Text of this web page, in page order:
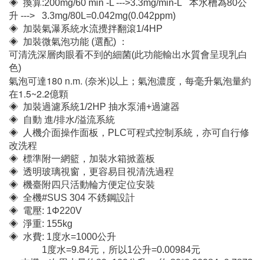
升 ---> 3.3mg/80L=0.042mg(0.042ppm)
◈ 加裝氣瀑系統水流攪拌翻滾1/4HP
◈ 加裝微氣泡功能 (選配) ：
可清洗深層肉眼看不到的細菌(此功能輸出水質會呈現乳白
色)
氣泡可達180 n.m. (奈米)以上；氣泡濃度，每毫升氣泡量約
在1.5~2.2億顆
◈ 加裝過濾系統1/2HP 抽水泵浦+過濾器
◈ 自動 進/排水/溢流系統
◈ 人機介面操作面板，PLC可程式控制系統，亦可自行修
改洗程
◈ 標準附一網籃，加裝水箱掀蓋板
◈ 透明玻璃視窗，更容易目視清洗過程
◈ 機臺附四只活動輪方便定位安裝
◈ 全機#SUS 304 不銹鋼設計
◈ 電壓: 1Φ220V
◈ 淨重: 155kg
◈ 水費: 1度水=1000公升
1度水=9.84元，所以1公升=0.00984元
本機一次用水量約80~100公升 ，約 80*0.00984=0.7872